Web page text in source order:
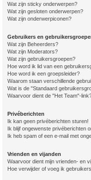
Wat zijn sticky onderwerpen?
Wat zijn gesloten onderwerpen?
Wat zijn onderwerpiconen?
Gebruikers en
Wat zijn Beheerders?
Wat zijn Moderators?
Wat zijn gebruikersgroepen?
Hoe word ik lid van een
Hoe word ik een groepsleider?
Waarom staan verschillende
Wat is de "Standaard
Waarvoor dient de "Het Team"-
Privéberichten
Ik kan geen privéberichten sturen!
Ik blijf ongewenste privéberichten
Ik heb spam of een e-mail met
Vrienden en vijanden
Waarvoor dient mijn vrienden- en
Hoe verwijder of voeg ik